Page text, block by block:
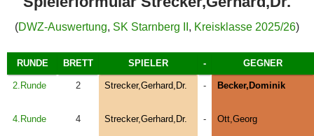
(DWZ-Auswertung, SK Starnberg II , Kreisklasse 2025/26)
RUNDE BRETT SPIELER - GEGNER
2.Runde 2 Strecker,Gerhard,Dr. - Becker,Dominik
4.Runde 4 Strecker,Gerhard,Dr. - Ott,Georg